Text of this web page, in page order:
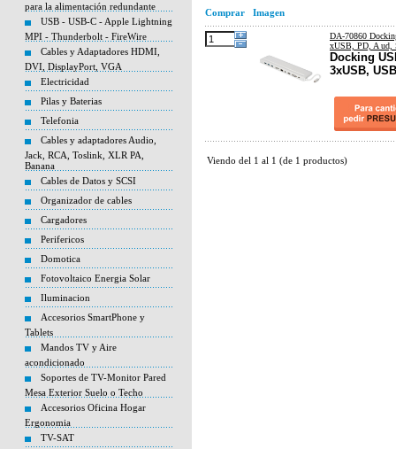
para la alimentación redundante
USB - USB-C - Apple Lightning
MPI - Thunderbolt - FireWire
Cables y Adaptadores HDMI,
DVI, DisplayPort, VGA
Electricidad
Pilas y Baterias
Telefonia
Cables y adaptadores Audio,
Jack, RCA, Toslink, XLR PA,
Banana
Cables de Datos y SCSI
Organizador de cables
Cargadores
Perifericos
Domotica
Fotovoltaico Energia Solar
Iluminacion
Accesorios SmartPhone y
Tablets
Mandos TV y Aire
acondicionado
Soportes de TV-Monitor Pared
Mesa Exterior Suelo o Techo
Accesorios Oficina Hogar
Ergonomia
TV-SAT
Comprar Imagen
DA-70860
xUSB, PD, A
Docking
3xUSB,
Viendo del 1 al 1 (de 1 productos)